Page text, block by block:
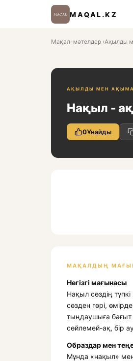
MAQAL.KZ
Мақал-мәтелдер ›Ақылды
АҚЫЛДЫ МЕН
Нақыл -
0Ұнайды
МАҚАЛДЫҢ
Негізгі мағынасы
Нақыл сөздің
сөзден гөрі,
тыңдаушыға
сөйлемей-ақ, бір
Образдар мен
Мұнда «нақыл»